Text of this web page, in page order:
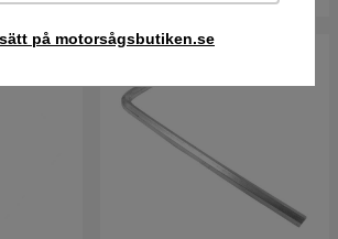
på motorsågsbutiken.se